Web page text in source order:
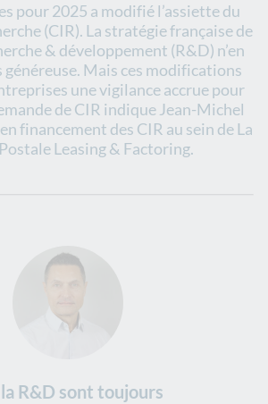
pour 2025 a modifié l’assiette du
(CIR). La stratégie française de
& développement (R&D) n’en
généreuse. Mais ces modifications
une vigilance accrue pour
de CIR indique Jean-Michel
financement des CIR au sein de La
Leasing & Factoring.
R&D sont toujours